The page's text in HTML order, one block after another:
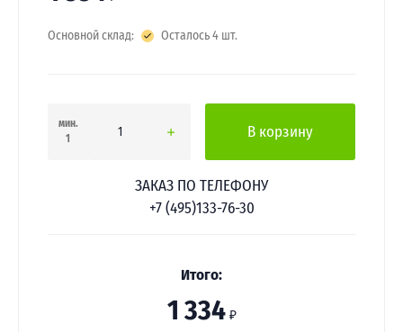
Основной склад: Осталось 4 шт.
мин.
1
В корзину
ЗАКАЗ ПО ТЕЛЕФОНУ
+7 (495)133-76-30
Итого:
1 334 ₽